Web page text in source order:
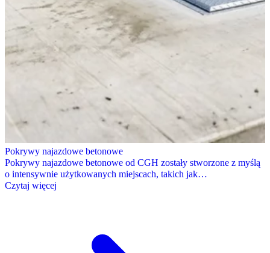
Pokrywy najazdowe betonowe
Pokrywy najazdowe betonowe od CGH zostały stworzone z myślą
o intensywnie użytkowanych miejscach, takich jak…
Czytaj więcej